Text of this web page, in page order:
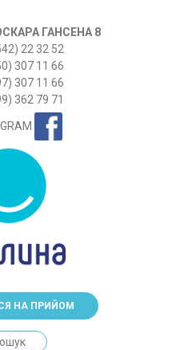
ГАНСЕНА 8
22 32 52
307 11 66
307 11 66
362 79 71
НА ПРИЙОМ